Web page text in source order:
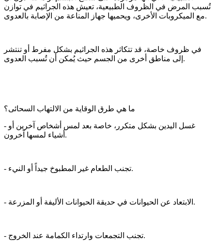
تُسبب المرض في الظروف الطبيعية، تعيش هذه الجراثيم في توازن
مع الميكروبات الأخرى، ويحميها جهاز المناعة من الإصابة بالعدوى.
في ظروف خاصة، قد تتكاثر هذه الجراثيم بشكل مفرط أو تنتشر
إلى مناطق أخرى من الجسم حيث يُمكن أن تُسبب العدوى.
ما هي طرق الوقاية من الالتهاب السحائى؟
- غسل اليدين بشكل متكرر، خاصة بعد لمس أشخاص آخرين أو
أشياء لمسها آخرون.
- تجنب الطعام غير المطبوخ جيداً أو النيء.
- الابتعاد عن الحيوانات في حديقة الحيوانات الأليفة أو المزرعة.
- تجنب التجمعات وارتداء الكمامة عند الخروج.